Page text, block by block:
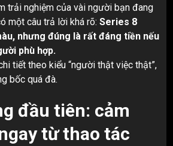
trải nghiệm của vài người bạn đang
một câu trả lời khá rõ: Series 8
nhưng đúng là rất đáng tiền nếu
phù hợp.
tiết theo kiểu “người thật việc thật”,
bốc quá đà.
đầu tiên: cảm
từ thao tác